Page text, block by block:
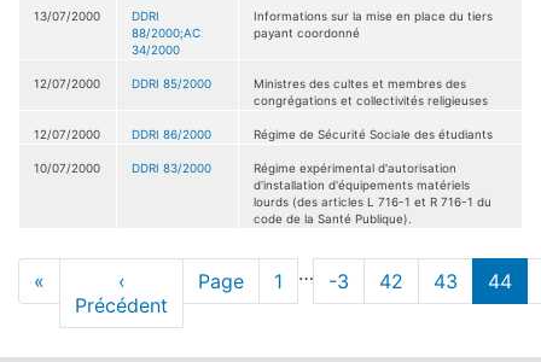
13/07/2000
DDRI
88/2000;AC
34/2000
Informations sur la mise en place du tiers
payant coordonné
12/07/2000 DDRI 85/2000
Ministres des cultes et membres des
congrégations et collectivités religieuses
12/07/2000 DDRI 86/2000 Régime de Sécurité Sociale des étudiants
10/07/2000 DDRI 83/2000
Régime expérimental d'autorisation
d'installation d'équipements matériels
lourds (des articles L 716-1 et R 716-1 du
code de la Santé Publique).
Pagination
Première
page
«
Page
précédente
‹
Précédent
Page Page
1 … Page
-3 Page
42 Page
43
page
44